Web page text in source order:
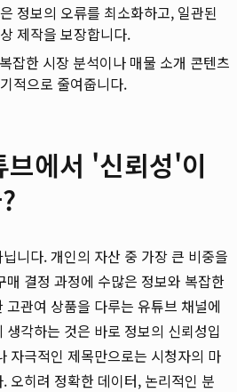
정보의 오류를 최소화하고, 일관된
제작을 보장합니다.
잡한 시장 분석이나 매물 소개 콘텐츠
적으로 줄여줍니다.
브에서 '신뢰성'이
니다. 개인의 자산 중 가장 큰 비중을
결정 과정에 수많은 정보와 복잡한
관여 상품을 다루는 유튜브 채널에
각하는 것은 바로 정보의 신뢰성입
자극적인 제목만으로는 시청자의 마
오히려 정확한 데이터, 논리적인 분